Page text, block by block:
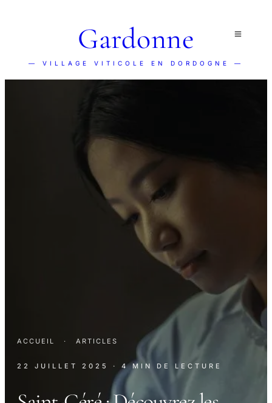
Gardonne
— VILLAGE VITICOLE EN DORDOGNE —
ACCUEIL · ARTICLES
22 JUILLET 2025 · 4 MIN DE LECTURE